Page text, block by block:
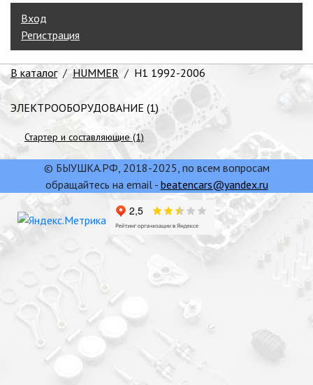
Вход
Регистрация
В каталог / HUMMER / H1 1992-2006
ЭЛЕКТРООБОРУДОВАНИЕ (1)
Стартер и составляющие (1)
© БЫУШКА.РФ, 2018-2025, по всем вопросам
обращайтесь на email - beatencars@yandex.ru